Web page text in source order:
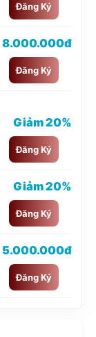
Đăng Ký
8.000.000đ
Đăng Ký
Giảm 20%
Đăng Ký
Giảm 20%
Đăng Ký
5.000.000đ
Đăng Ký